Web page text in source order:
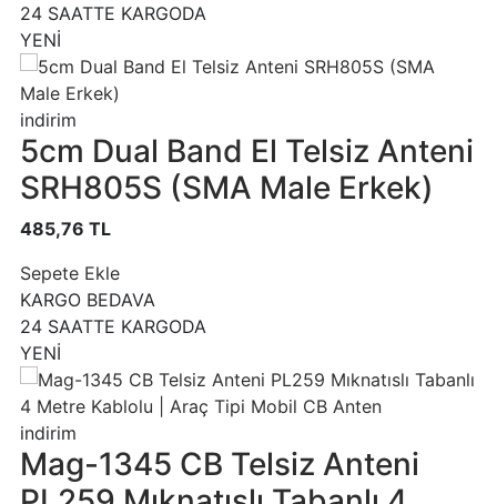
24 SAATTE KARGODA
YENİ
indirim
5cm Dual Band El Telsiz Anteni
SRH805S (SMA Male Erkek)
485,76 TL
Sepete Ekle
KARGO BEDAVA
24 SAATTE KARGODA
YENİ
indirim
Mag-1345 CB Telsiz Anteni